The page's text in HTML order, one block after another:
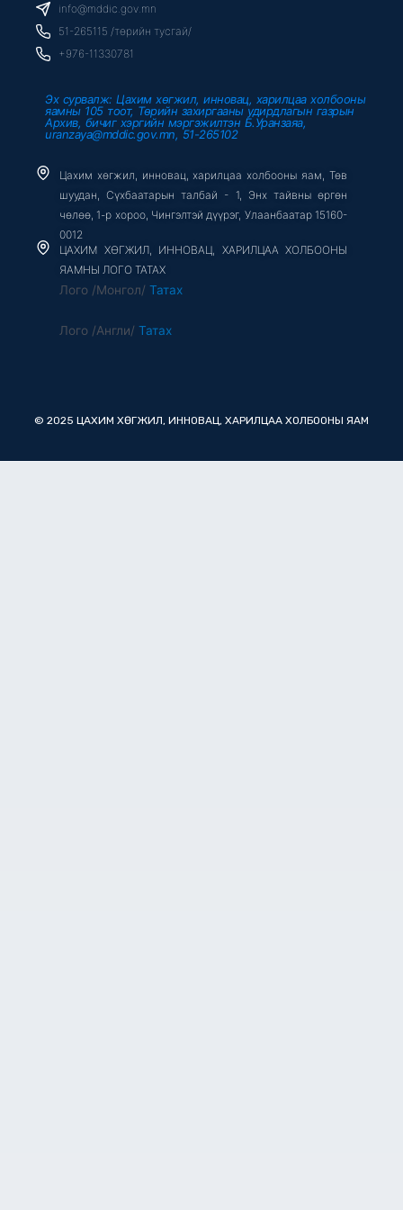
o
k
f
r
e
info@mddic.gov.mn
51-265115 /төрийн тусгай/
+976-11330781
Эх сурвалж: Цахим хөгжил, инновац, харилцаа холбооны
яамны 105 тоот, Төрийн захиргааны удирдлагын газрын
Архив, бичиг хэргийн мэргэжилтэн Б.Уранзаяа,
uranzaya@mddic.gov.mn, 51-265102
Цахим хөгжил, инновац, харилцаа холбооны яам, Төв
шуудан, Сүхбаатарын талбай - 1, Энх тайвны өргөн
чөлөө, 1-р хороо, Чингэлтэй дүүрэг, Улаанбаатар 15160-
0012
ЦАХИМ ХӨГЖИЛ, ИННОВАЦ, ХАРИЛЦАА ХОЛБООНЫ
ЯАМНЫ ЛОГО ТАТАХ
Лого /Монгол/ Татах
Лого /Англи/ Татах
© 2025 ЦАХИМ ХӨГЖИЛ, ИННОВАЦ, ХАРИЛЦАА ХОЛБООНЫ ЯАМ